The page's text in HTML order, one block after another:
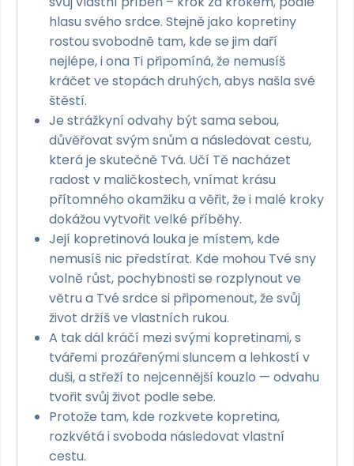
hlasu svého srdce. Stejně jako kopretiny
rostou svobodně tam, kde se jim daří
nejlépe, i ona Ti připomíná, že nemusíš
kráčet ve stopách druhých, abys našla své
štěstí.
Je strážkyní odvahy být sama sebou,
důvěřovat svým snům a následovat cestu,
která je skutečně Tvá. Učí Tě nacházet
radost v maličkostech, vnímat krásu
přítomného okamžiku a věřit, že i malé kroky
dokážou vytvořit velké příběhy.
Její kopretinová louka je místem, kde
nemusíš nic předstírat. Kde mohou Tvé sny
volně růst, pochybnosti se rozplynout ve
větru a Tvé srdce si připomenout, že svůj
život držíš ve vlastních rukou.
A tak dál kráčí mezi svými kopretinami, s
tvářemi prozářenými sluncem a lehkostí v
duši, a střeží to nejcennější kouzlo — odvahu
tvořit svůj život podle sebe.
Protože tam, kde rozkvete kopretina,
rozkvétá i svoboda následovat vlastní
cestu.